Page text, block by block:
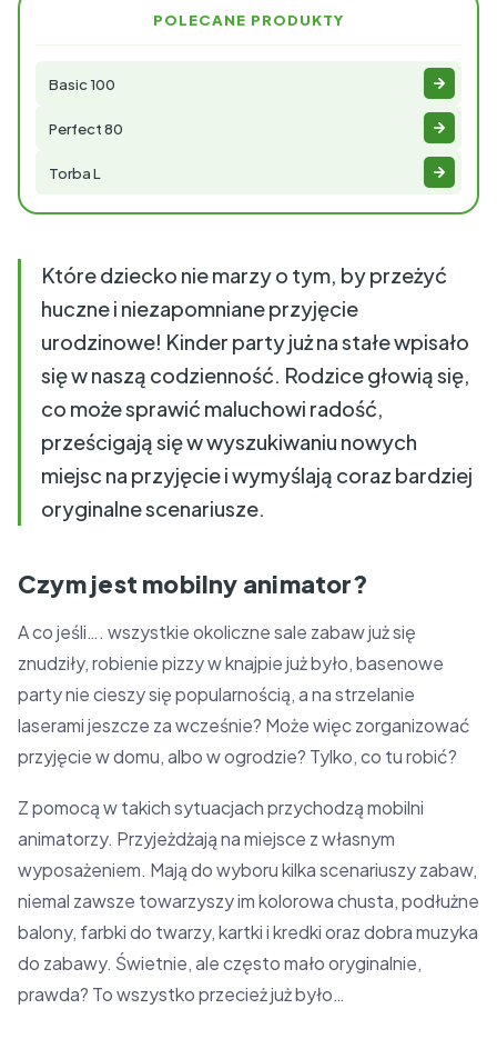
POLECANE PRODUKTY
Basic 100
Perfect 80
Torba L
Które dziecko nie marzy o tym, by przeżyć
huczne i niezapomniane przyjęcie
urodzinowe! Kinder party już na stałe wpisało
się w naszą codzienność. Rodzice głowią się,
co może sprawić maluchowi radość,
prześcigają się w wyszukiwaniu nowych
miejsc na przyjęcie i wymyślają coraz bardziej
oryginalne scenariusze.
Czym jest mobilny animator?
A co jeśli…. wszystkie okoliczne sale zabaw już się
znudziły, robienie pizzy w knajpie już było, basenowe
party nie cieszy się popularnością, a na strzelanie
laserami jeszcze za wcześnie? Może więc zorganizować
przyjęcie w domu, albo w ogrodzie? Tylko, co tu robić?
Z pomocą w takich sytuacjach przychodzą mobilni
animatorzy. Przyjeżdżają na miejsce z własnym
wyposażeniem. Mają do wyboru kilka scenariuszy zabaw,
niemal zawsze towarzyszy im kolorowa chusta, podłużne
balony, farbki do twarzy, kartki i kredki oraz dobra muzyka
do zabawy. Świetnie, ale często mało oryginalnie,
prawda? To wszystko przecież już było…